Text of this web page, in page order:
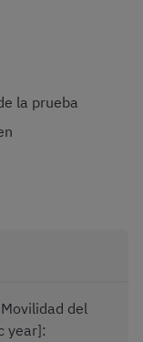
la prueba
del
year]: